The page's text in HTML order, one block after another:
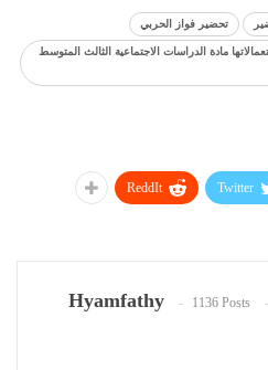
تحضير فواز الحربي
مادة الدراسات الاجتماعية الثالث المتوسط
Twitter
ReddIt
Hyamfathy 1136 Posts